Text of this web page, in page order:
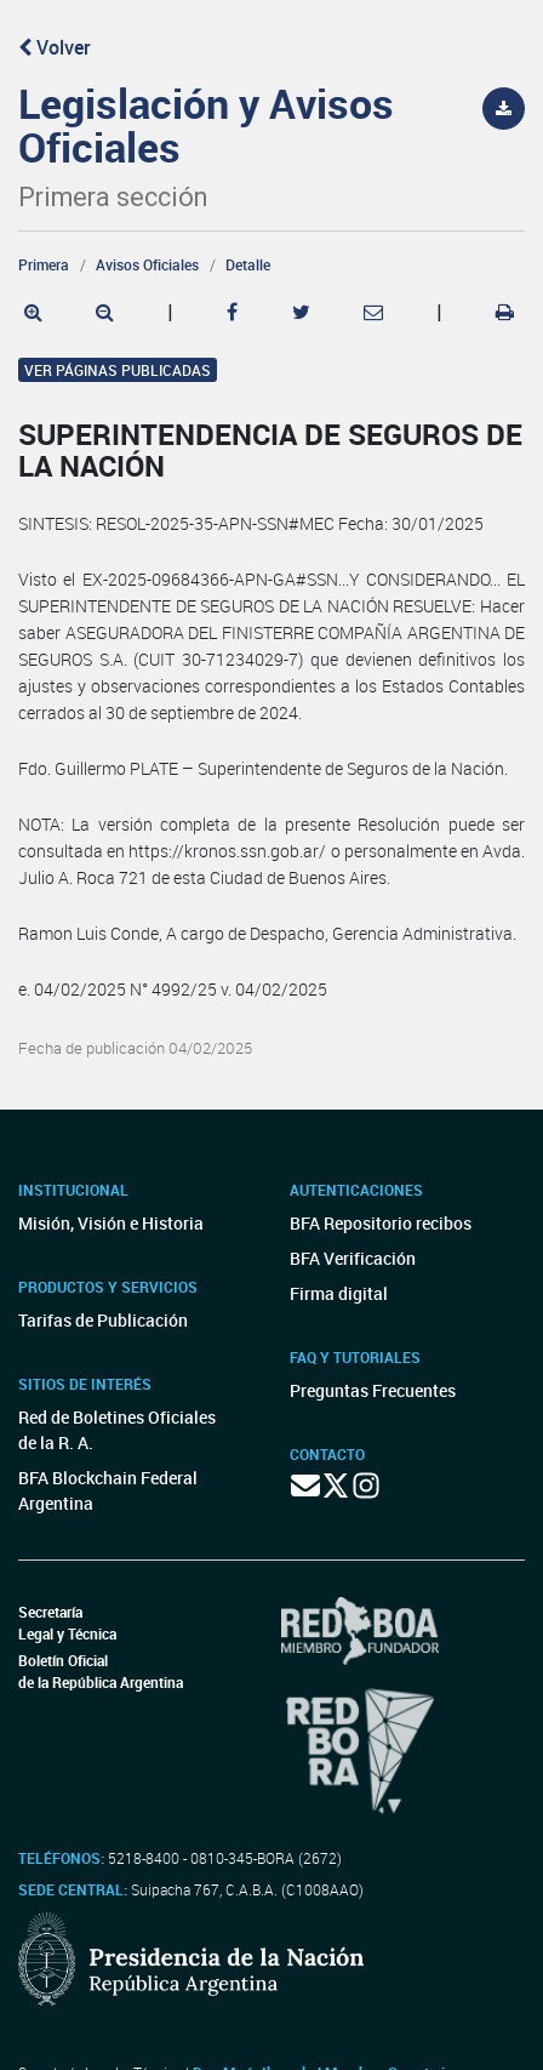
Volver
Legislación y Avisos
Oficiales
Primera sección
Primera Avisos Oficiales Detalle
| |
VER PÁGINAS PUBLICADAS
SUPERINTENDENCIA DE SEGUROS DE
LA NACIÓN
SINTESIS: RESOL-2025-35-APN-SSN#MEC Fecha: 30/01/2025
Visto el EX-2025-09684366-APN-GA#SSN...Y CONSIDERANDO... EL
SUPERINTENDENTE DE SEGUROS DE LA NACIÓN RESUELVE: Hacer
saber ASEGURADORA DEL FINISTERRE COMPAÑÍA ARGENTINA DE
SEGUROS S.A. (CUIT 30-71234029-7) que devienen definitivos los
ajustes y observaciones correspondientes a los Estados Contables
cerrados al 30 de septiembre de 2024.
Fdo. Guillermo PLATE – Superintendente de Seguros de la Nación.
NOTA: La versión completa de la presente Resolución puede ser
consultada en https://kronos.ssn.gob.ar/ o personalmente en Avda.
Julio A. Roca 721 de esta Ciudad de Buenos Aires.
Ramon Luis Conde, A cargo de Despacho, Gerencia Administrativa.
e. 04/02/2025 N° 4992/25 v. 04/02/2025
Fecha de publicación 04/02/2025
INSTITUCIONAL
Misión, Visión e Historia
PRODUCTOS Y SERVICIOS
Tarifas de Publicación
SITIOS DE INTERÉS
Red de Boletines Oficiales
de la R. A.
BFA Blockchain Federal
Argentina
AUTENTICACIONES
BFA Repositorio recibos
BFA Verificación
Firma digital
FAQ Y TUTORIALES
Preguntas Frecuentes
CONTACTO
Secretaría
Legal y Técnica
Boletín Oficial
de la República Argentina
TELÉFONOS: 5218-8400 - 0810-345-BORA (2672)
SEDE CENTRAL:Suipacha 767, C.A.B.A. (C1008AAO)